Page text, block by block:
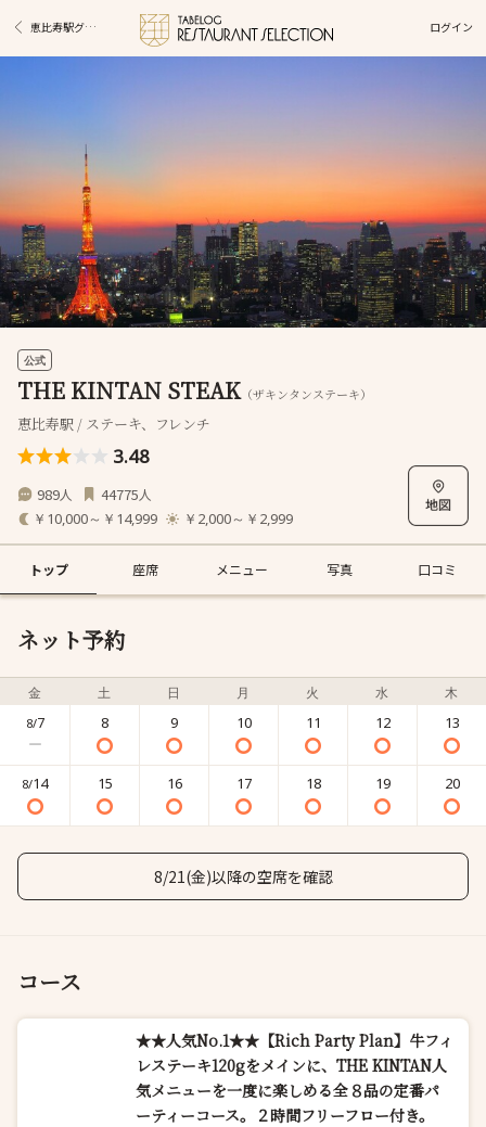
恵比寿駅グルメ ログイン
公式
THE KINTAN STEAK（ザキンタンステーキ）
恵比寿駅 / ステーキ、フレンチ
3.48
989人 44775人
￥10,000～￥14,999 ￥2,000～￥2,999
トップ 座席 メニュー 写真 口コミ
ネット予約
金 土 日 月 火 水 木
8/7 8 9 10 11 12 13
8/14 15 16 17 18 19 20
8/21(金)以降の空席を確認
コース
★★人気No.1★★【Rich Party Plan】牛フィ
レステーキ120gをメインに、THE KINTAN人
気メニューを一度に楽しめる全８品の定番パ
ーティーコース。２時間フリーフロー付き。